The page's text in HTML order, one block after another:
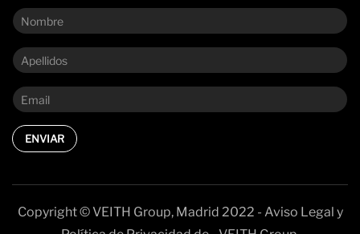
ENVIAR
Copyright © VEITH Group, Madrid 2022 - Aviso Legal y